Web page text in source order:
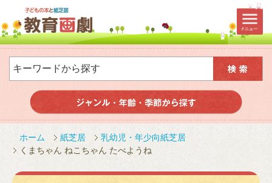
ホーム 紙芝居
乳幼児・年少向紙芝居
くまちゃん ねこちゃん たべようね